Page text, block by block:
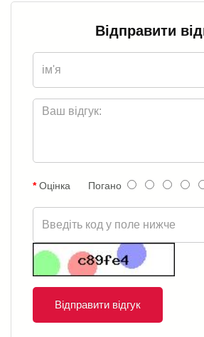
Відправити
Оцінка Погано
Відправити відгук